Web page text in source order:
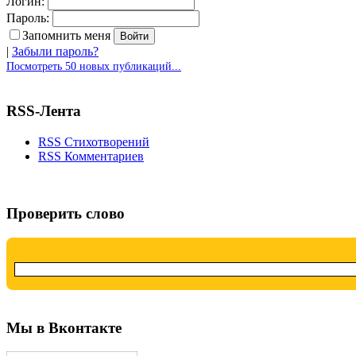
Пароль:
Запомнить меня
| Забыли пароль?
Посмотреть 50 новых публикаций...
RSS-Лента
RSS Стихотворений
RSS Комментариев
Проверить слово
Мы в Вконтакте